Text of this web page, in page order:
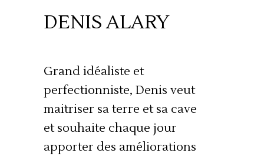
DENIS ALARY
Grand idéaliste et
perfectionniste, Denis veut
maitriser sa terre et sa cave
et souhaite chaque jour
apporter des améliorations